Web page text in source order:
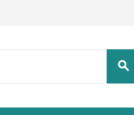
search